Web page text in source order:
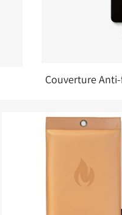
Couverture